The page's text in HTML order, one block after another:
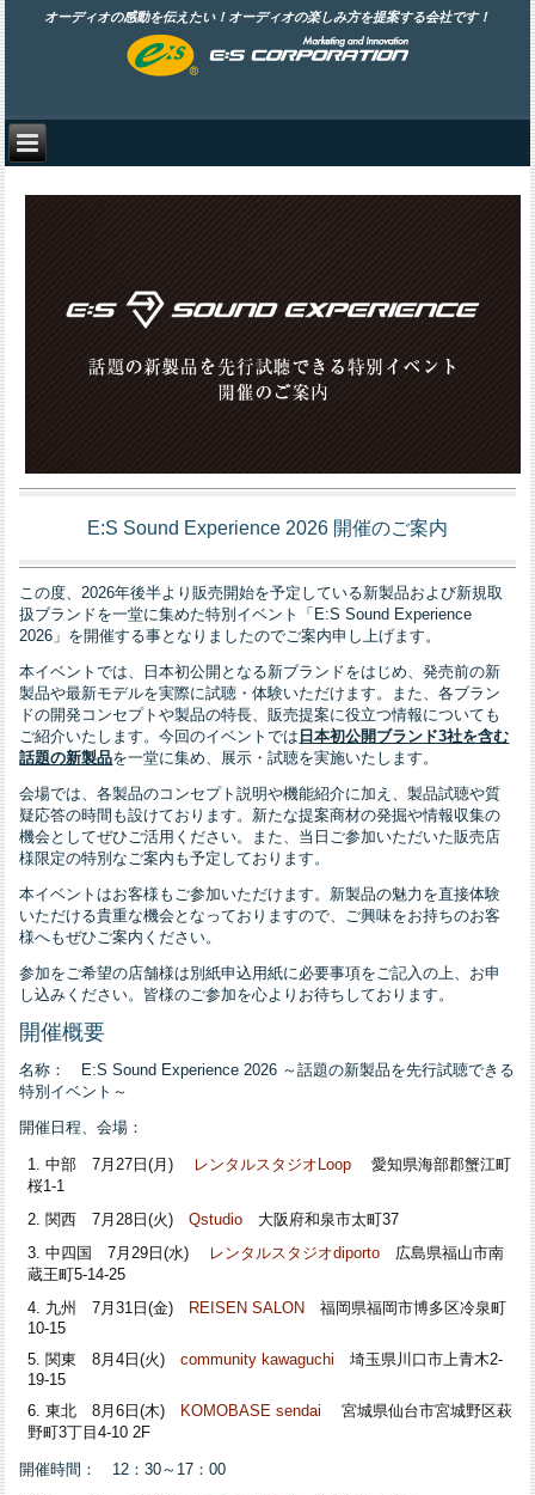
オーディオの感動を伝えたい！オーディオの楽しみ方を提案する会社です！
E:S Sound Experience 2026 開催のご案内
この度、2026年後半より販売開始を予定している新製品および新規取
扱ブランドを一堂に集めた特別イベント「E:S Sound Experience
2026」を開催する事となりましたのでご案内申し上げます。
本イベントでは、日本初公開となる新ブランドをはじめ、発売前の新
製品や最新モデルを実際に試聴・体験いただけます。また、各ブラン
ドの開発コンセプトや製品の特長、販売提案に役立つ情報についても
ご紹介いたします。今回のイベントでは 日本初公開ブランド3社を含む
話題の新製品を一堂に集め、展示・試聴を実施いたします。
会場では、各製品のコンセプト説明や機能紹介に加え、製品試聴や質
疑応答の時間も設けております。新たな提案商材の発掘や情報収集の
機会としてぜひご活用ください。また、当日ご参加いただいた販売店
様限定の特別なご案内も予定しております。
本イベントはお客様もご参加いただけます。新製品の魅力を直接体験
いただける貴重な機会となっておりますので、ご興味をお持ちのお客
様へもぜひご案内ください。
参加をご希望の店舗様は別紙申込用紙に必要事項をご記入の上、お申
し込みください。皆様のご参加を心よりお待ちしております。
開催概要
名称： E:S Sound Experience 2026 ～話題の新製品を先行試聴できる
特別イベント～
開催日程、会場：
中部 7月27日(月) レンタルスタジオLoop 愛知県海部郡蟹江町
桜1-1
関西 7月28日(火)Qstudio 大阪府和泉市太町37
中四国 7月29日(水)
レンタルスタジオdiporto 広島県福山市南
蔵王町5-14-25
九州 7月31日(金)
REISEN SALON 福岡県福岡市博多区冷泉町
10-15
関東 8月4日(火)community kawaguchi 埼玉県川口市上青木2-
19-15
東北 8月6日(木)
KOMOBASE sendai 宮城県仙台市宮城野区萩
野町3丁目4-10 2F
開催時間： 12：30～17：00